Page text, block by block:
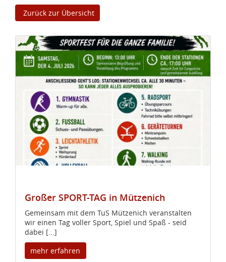
Zurück zur Übersicht
Großer SPORT-TAG in Mützenich
Gemeinsam mit dem TuS Mützenich veranstalten
wir einen Tag voller Sport, Spiel und Spaß - seid
dabei [...]
mehr erfahren